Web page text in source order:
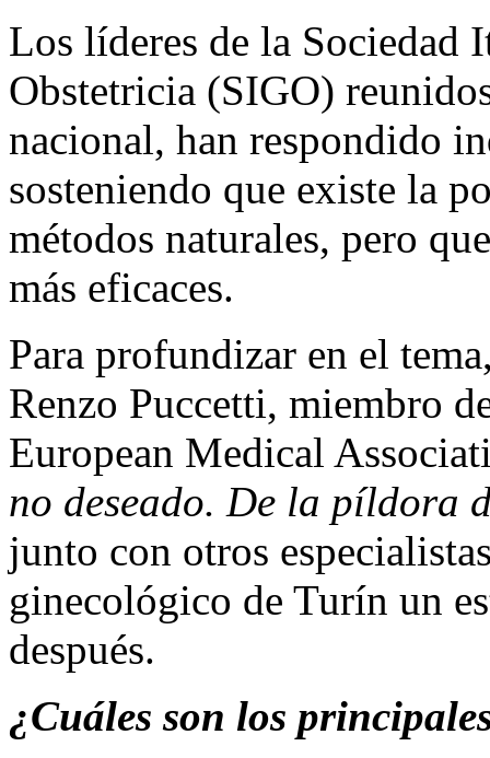
Los líderes de la Sociedad
Obstetricia (SIGO)
nacional, han respondido
sosteniendo que existe la
métodos naturales, pero
más eficaces.
Para profundizar en el
Renzo Puccetti, miembro
European Medical
no deseado. De la píldora
junto con otros
ginecológico de Turín un
después.
¿Cuáles son los